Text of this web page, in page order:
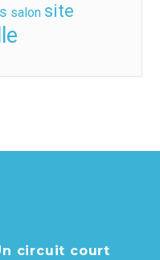
salon site
circuit court